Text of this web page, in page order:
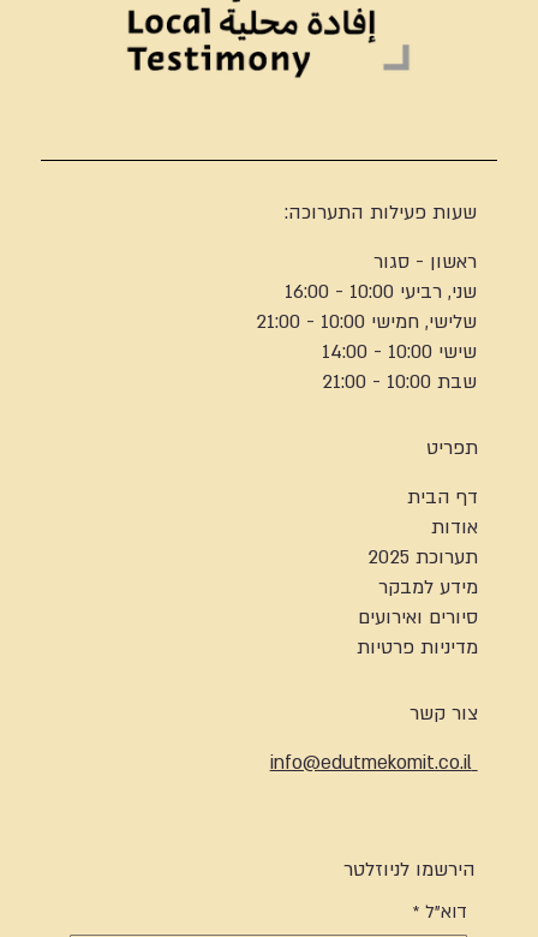
שעות פעילות התערוכה:
ראשון - סגור
שני, רביעי 10:00 - 16:00
שלישי, חמישי 10:00 - 21:00
שישי 10:00 - 14:00
שבת 10:00 - 21:00
תפריט
דף הבית
אודות
תערוכת 2025
מידע למבקר
סיורים ואירועים
מדיניות פרטיות
צור קשר
info@edutmekomit.co.il
הירשמו לניוזלטר
דוא"ל *